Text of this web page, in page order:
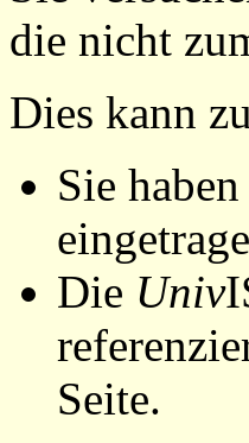
die nicht
Dies kann
Sie
Die Univ
Seite.